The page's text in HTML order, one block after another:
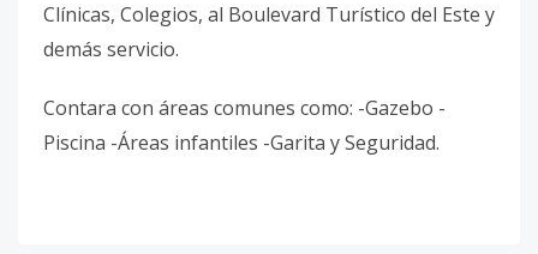
Clínicas, Colegios, al Boulevard Turístico del Este y
demás servicio.
Contara con áreas comunes como: -Gazebo -
Piscina -Áreas infantiles -Garita y Seguridad.